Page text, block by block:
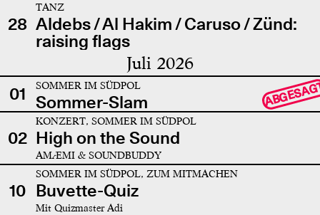
28
TANZ
Aldebs / Al Hakim / Caruso / Zünd:
raising flags
Juli 2026
01 SOMMER IM SÜDPOL
Sommer-Slam
02
KONZERT, SOMMER IM SÜDPOL
High on the Sound
AMÆMI & SOUNDBUDDY
10
SOMMER IM SÜDPOL, ZUM MITMACHEN
Buvette-Quiz
Mit Quizmaster Adi